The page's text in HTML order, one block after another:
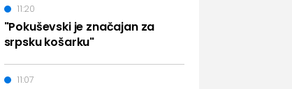
"Pokuševski je značajan za
srpsku košarku"
11:20
11:07